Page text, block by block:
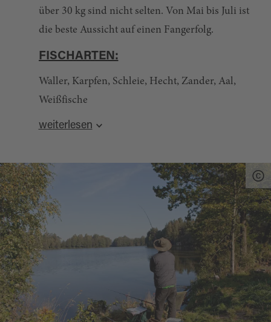
über 30 kg sind nicht selten. Von Mai bis Juli ist
die beste Aussicht auf einen Fangerfolg.
FISCHARTEN:
Waller, Karpfen, Schleie, Hecht, Zander, Aal,
Weißfische
ABGABESTELLEN:
Tel. +49 9634 / 437
Bäckerei Polnisch, Naabweg 4, 95685
Falkenberg, Tel. +49 9637 / 281
Bäckerei Schraml , Marktplatz 4, 92681
Erbendorf, Tel. +49 9682 / 639
Angelgeräte Wächter, Letten, Friedenfelser
Str. 3, 92717 Reuth bei Erbendorf, Tel. +49
9683 / 353
weiterlesen